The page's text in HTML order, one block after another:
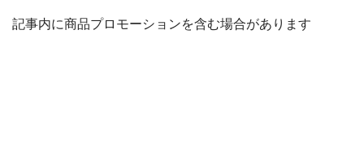
記事内に商品プロモーションを含む場合があります